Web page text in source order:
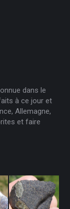
dans le
à ce jour et
Allemagne,
et faire